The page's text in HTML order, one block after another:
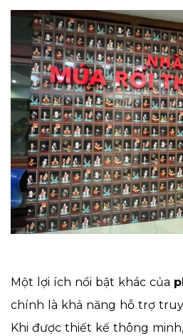
Một lợi ích nổi bật khác của
chính là khả năng hỗ trợ
Khi được thiết kế thông